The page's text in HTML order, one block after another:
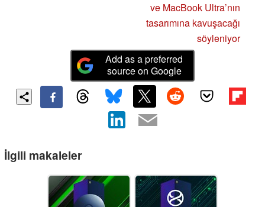
ve MacBook Ultra’nın
tasarımına kavuşacağı
söyleniyor
Add as a preferred
source on Google
İlgili makaleler